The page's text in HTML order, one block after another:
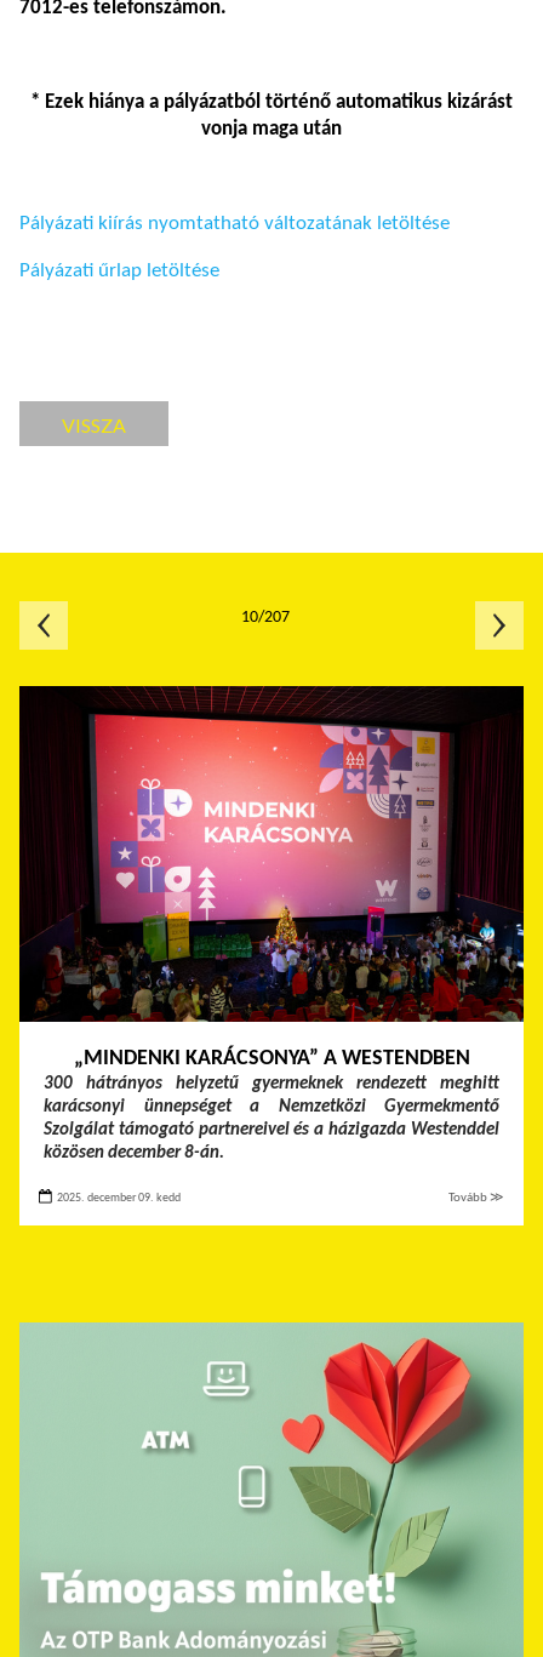
7012-es telefonszámon.
* Ezek hiánya a pályázatból történő automatikus kizárást
vonja maga után
Pályázati kiírás nyomtatható változatának letöltése
Pályázati űrlap letöltése
VISSZA
„MINDENKI KARÁCSONYA” A WESTENDBEN
300 hátrányos helyzetű gyermeknek rendezett meghitt
karácsonyi ünnepséget a Nemzetközi Gyermekmentő
Szolgálat támogató partnereivel és a házigazda Westenddel
közösen december 8-án.
2025. december 09. kedd Tovább ≫
10/207